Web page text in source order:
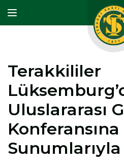
Terakkililer
Uluslararası
Konferansına
Sunumlarıyla